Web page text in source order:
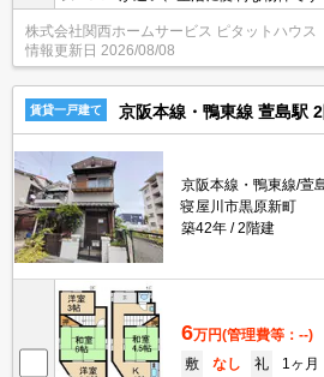
株式会社関西ホームサービス ピタットハウス
情報更新日 2026/08/08
賃貸一戸建て 京阪本線・鴨東線 萱島駅
京阪本線・鴨東線/萱
寝屋川市黒原新町
築42年
2階建
6万円(管理費等：--)
敷
なし 礼
1ヶ月